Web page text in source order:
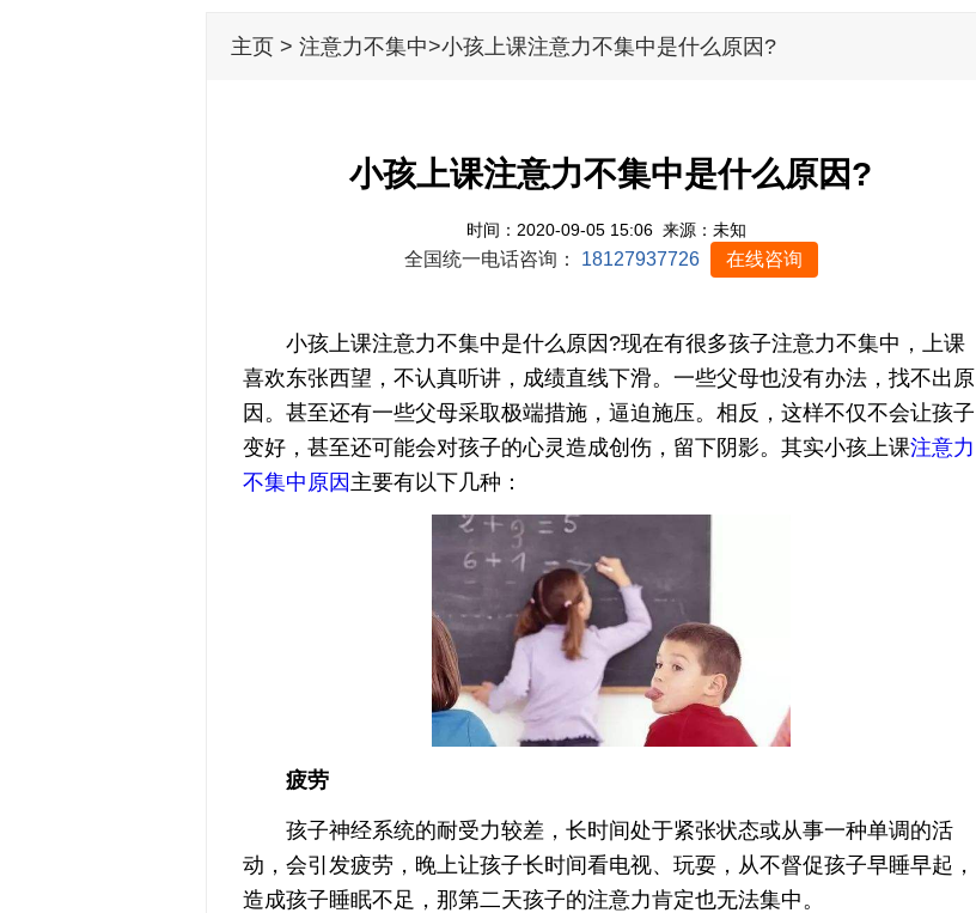
主页 > 注意力不集中>小孩上课注意力不集中是什么原因?
小孩上课注意力不集中是什么原因?
时间：2020-09-05 15:06 来源：未知
全国统一电话咨询： 18127937726 在线咨询
小孩上课注意力不集中是什么原因?现在有很多孩子注意力不集中，上课
喜欢东张西望，不认真听讲，成绩直线下滑。一些父母也没有办法，找不出原
因。甚至还有一些父母采取极端措施，逼迫施压。相反，这样不仅不会让孩子
变好，甚至还可能会对孩子的心灵造成创伤，留下阴影。其实小孩上课注意力
不集中原因主要有以下几种：
疲劳
孩子神经系统的耐受力较差，长时间处于紧张状态或从事一种单调的活
动，会引发疲劳，晚上让孩子长时间看电视、玩耍，从不督促孩子早睡早起，
造成孩子睡眠不足，那第二天孩子的注意力肯定也无法集中。